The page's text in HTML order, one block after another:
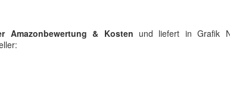
Amazonbewertung & Kosten und liefert in Grafik